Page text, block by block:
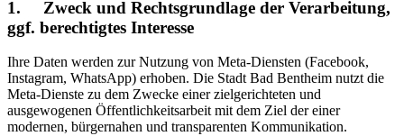
1. Zweck und Rechtsgrundlage der Verarbeitung,
ggf. berechtigtes Interesse
Ihre Daten werden zur Nutzung von Meta-Diensten (Facebook,
Instagram, WhatsApp) erhoben. Die Stadt Bad Bentheim nutzt die
Meta-Dienste zu dem Zwecke einer zielgerichteten und
ausgewogenen Öffentlichkeitsarbeit mit dem Ziel der einer
modernen, bürgernahen und transparenten Kommunikation.